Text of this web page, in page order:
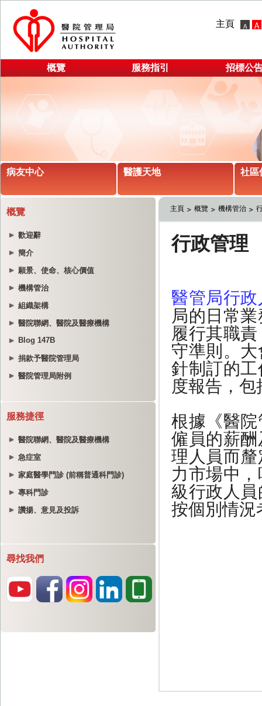
主頁
概覽 服務指引 招標公
病友中心 醫護天地 社區
概覽
歡迎辭
簡介
願景、使命、核心價值
機構管治
組織架構
醫院聯網、醫院及醫療機構
Blog 147B
捐款予醫院管理局
醫院管理局附例
服務捷徑
醫院聯網、醫院及醫療機構
急症室
家庭醫學門診 (前稱普通科門診)
專科門診
讚揚、意見及投訴
尋找我們
主頁 概覽 機構管治